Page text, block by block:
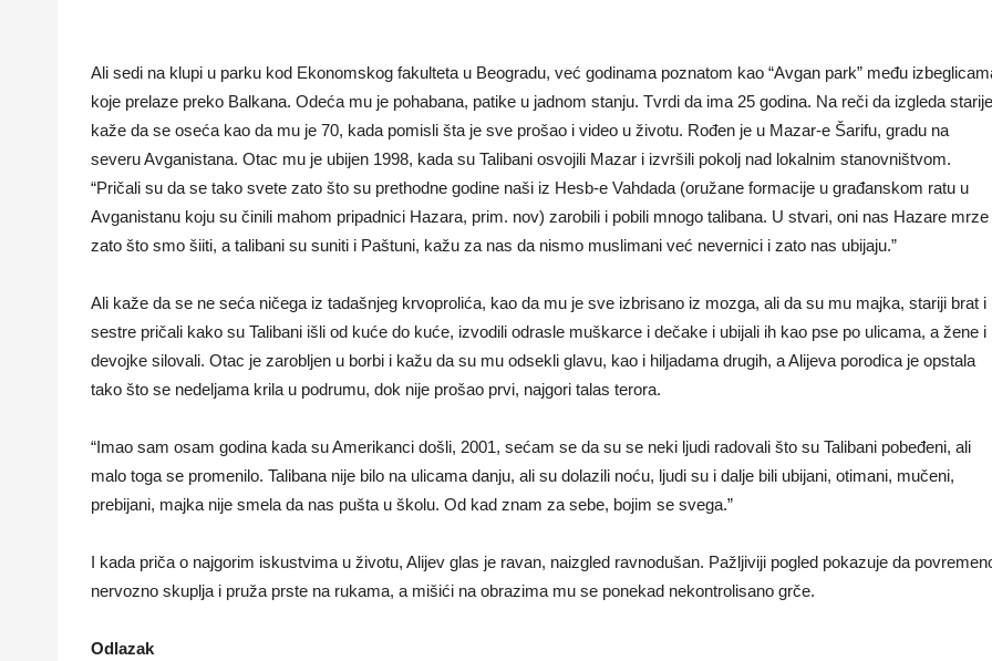
Ali sedi na klupi u parku kod Ekonomskog fakulteta u Beogradu, već godinama poznatom kao “Avgan park” među
koje prelaze preko Balkana. Odeća mu je pohabana, patike u jadnom stanju. Tvrdi da ima 25 godina. Na reči da izgleda
kaže da se oseća kao da mu je 70, kada pomisli šta je sve prošao i video u životu. Rođen je u Mazar-e Šarifu, gradu na
severu Avganistana. Otac mu je ubijen 1998, kada su Talibani osvojili Mazar i izvršili pokolj nad lokalnim stanovništvom.
“Pričali su da se tako svete zato što su prethodne godine naši iz Hesb-e Vahdada (oružane formacije u građanskom ratu u
Avganistanu koju su činili mahom pripadnici Hazara, prim. nov) zarobili i pobili mnogo talibana. U stvari, oni nas Hazare mrze
zato što smo šiiti, a talibani su suniti i Paštuni, kažu za nas da nismo muslimani već nevernici i zato nas ubijaju.”
Ali kaže da se ne seća ničega iz tadašnjeg krvoprolića, kao da mu je sve izbrisano iz mozga, ali da su mu majka, stariji brat i
sestre pričali kako su Talibani išli od kuće do kuće, izvodili odrasle muškarce i dečake i ubijali ih kao pse po ulicama, a žene i
devojke silovali. Otac je zarobljen u borbi i kažu da su mu odsekli glavu, kao i hiljadama drugih, a Alijeva porodica je opstala
tako što se nedeljama krila u podrumu, dok nije prošao prvi, najgori talas terora.
“Imao sam osam godina kada su Amerikanci došli, 2001, sećam se da su se neki ljudi radovali što su Talibani pobeđeni, ali
malo toga se promenilo. Talibana nije bilo na ulicama danju, ali su dolazili noću, ljudi su i dalje bili ubijani, otimani, mučeni,
prebijani, majka nije smela da nas pušta u školu. Od kad znam za sebe, bojim se svega.”
I kada priča o najgorim iskustvima u životu, Alijev glas je ravan, naizgled ravnodušan. Pažljiviji pogled pokazuje da
nervozno skuplja i pruža prste na rukama, a mišići na obrazima mu se ponekad nekontrolisano grče.
Odlazak